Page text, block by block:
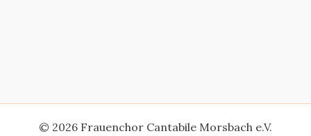
© 2026 Frauenchor Cantabile Morsbach e.V.